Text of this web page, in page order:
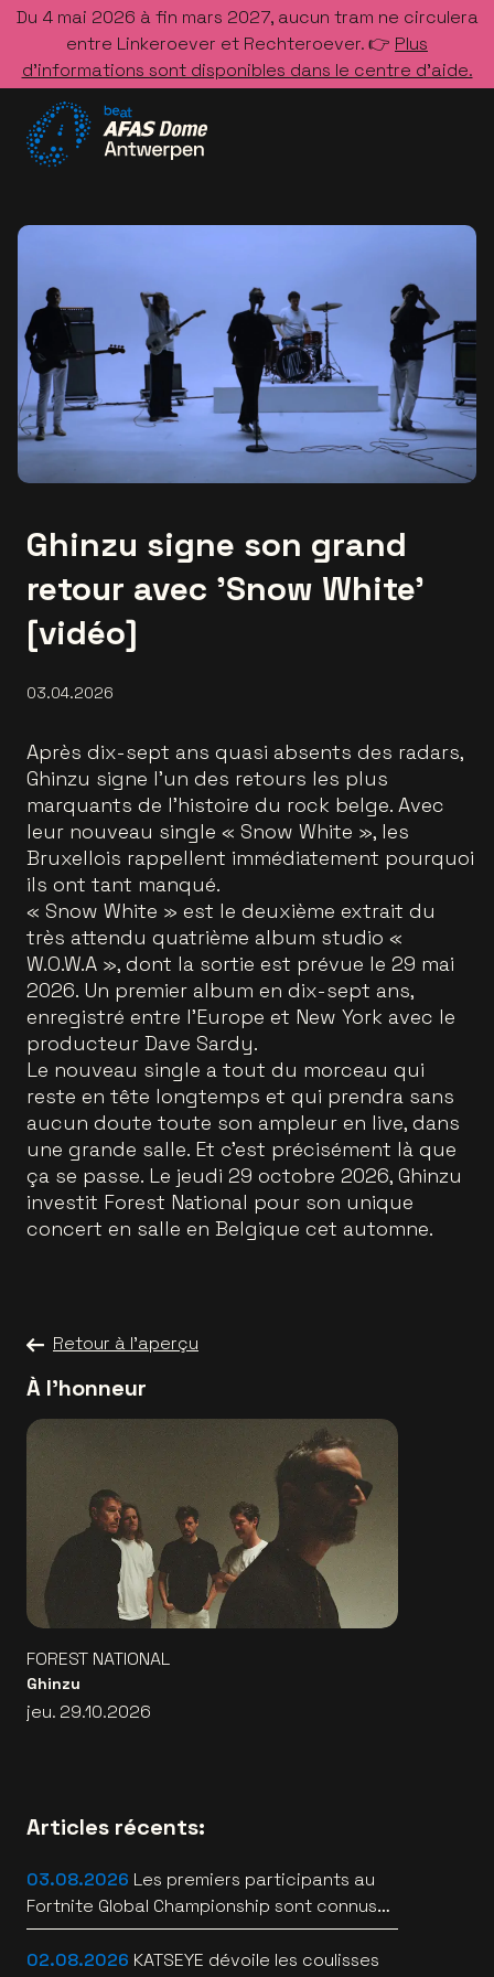
Du 4 mai 2026 à fin mars 2027, aucun tram ne circulera
entre Linkeroever et Rechteroever. 👉 Plus
d’informations sont disponibles dans le centre d’aide.
Ghinzu signe son grand
retour avec 'Snow White'
[vidéo]
03.04.2026
Après dix-sept ans quasi absents des radars,
Ghinzu signe l’un des retours les plus
marquants de l’histoire du rock belge. Avec
leur nouveau single « Snow White », les
Bruxellois rappellent immédiatement pourquoi
ils ont tant manqué.
« Snow White » est le deuxième extrait du
très attendu quatrième album studio «
W.O.W.A », dont la sortie est prévue le 29 mai
2026. Un premier album en dix-sept ans,
enregistré entre l’Europe et New York avec le
producteur Dave Sardy.
Le nouveau single a tout du morceau qui
reste en tête longtemps et qui prendra sans
aucun doute toute son ampleur en live, dans
une grande salle. Et c’est précisément là que
ça se passe. Le jeudi 29 octobre 2026, Ghinzu
investit Forest National pour son unique
concert en salle en Belgique cet automne.
Retour à l'aperçu
À l'honneur
FOREST NATIONAL
Ghinzu
jeu. 29.10.2026
Articles récents:
03.08.2026 Les premiers participants au
Fortnite Global Championship sont connus
àau Lotto Arena
02.08.2026 KATSEYE dévoile les coulisses